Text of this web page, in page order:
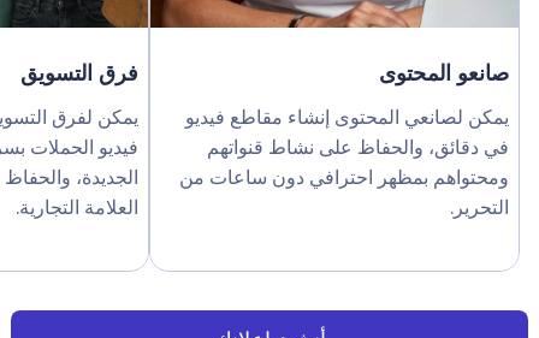
صانعو المحتوى
يمكن لصانعي المحتوى إنشاء مقاطع فيديو
في دقائق، والحفاظ على نشاط قنواتهم
ومحتواهم بمظهر احترافي دون ساعات من
التحرير.
فرق التسويق
يمكن لفرق
فيديو الحملات
الجديدة، والحفاظ
العلامة التجارية.